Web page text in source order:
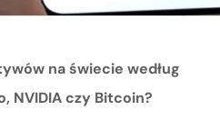
na świecie według
NVIDIA czy Bitcoin?